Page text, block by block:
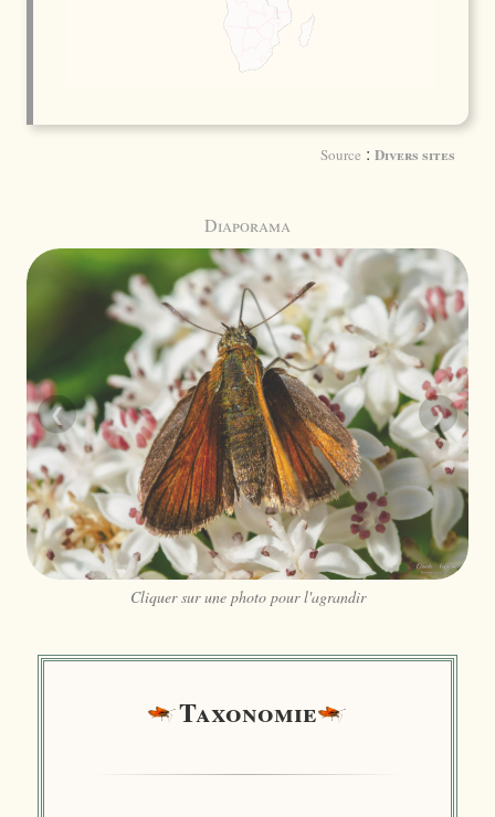
Source : Divers sites
Diaporama
❮ ❯
Cliquer sur une photo pour l'agrandir
Taxonomie